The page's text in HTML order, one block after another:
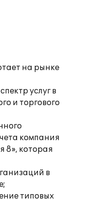
на рынке
услуг в
и торгового
компания
8», которая
в
типовых